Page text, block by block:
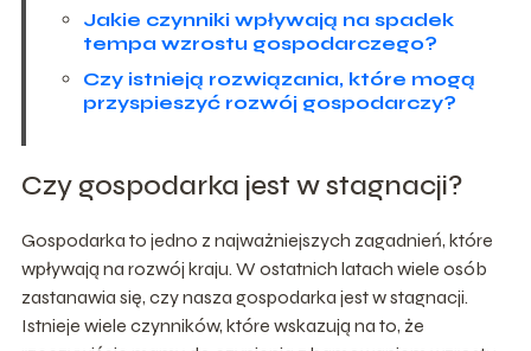
Jakie czynniki wpływają na spadek
tempa wzrostu gospodarczego?
Czy istnieją rozwiązania, które mogą
przyspieszyć rozwój gospodarczy?
Czy gospodarka jest w stagnacji?
Gospodarka to jedno z najważniejszych zagadnień, które
wpływają na rozwój kraju. W ostatnich latach wiele osób
zastanawia się, czy nasza gospodarka jest w stagnacji.
Istnieje wiele czynników, które wskazują na to, że